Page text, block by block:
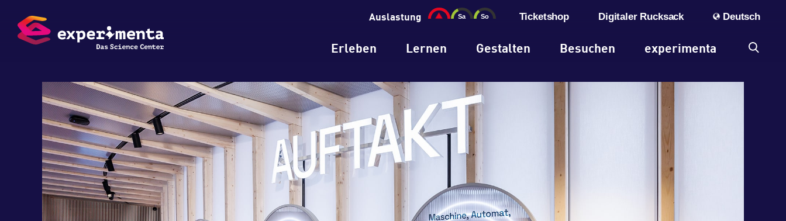
Auslastung Ticketshop Digitaler Rucksack Deutsch
Erleben Lernen Gestalten Besuchen experimenta